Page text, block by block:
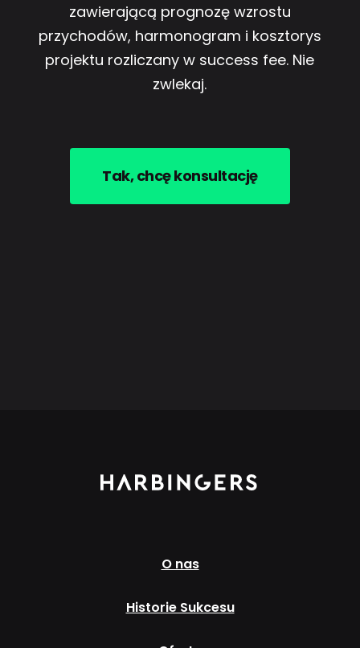
zawierającą prognozę wzrostu
przychodów, harmonogram i kosztorys
projektu rozliczany w success fee. Nie
zwlekaj.
Tak, chcę konsultację
O nas
Historie Sukcesu